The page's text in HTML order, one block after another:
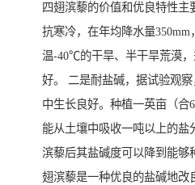
四翅滨藜的价值和优良特性主
抗寒冷，在年均降水量
温-40℃的干旱、半干旱荒漠
好。 二是耐盐碱，据试验观
中生长良好。种植一英亩（合
能从土壤中吸收一吨以上的盐
滨藜后其盐碱度可以降到能够
翅滨藜是一种优良的盐碱地改